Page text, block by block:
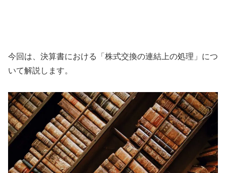
今回は、決算書における「株式交換の連結上の処理」につ
いて解説します。